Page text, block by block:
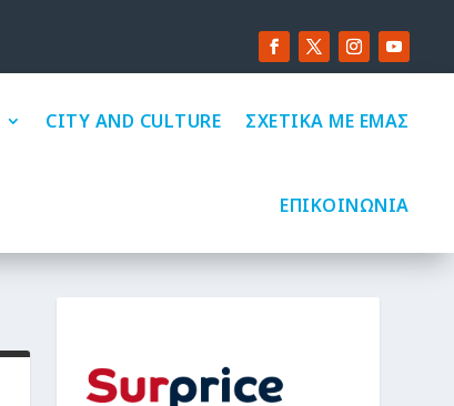
CITY AND CULTURE ΣΧΕΤΙΚΑ ΜΕ ΕΜΑΣ
ΕΠΙΚΟΙΝΩΝΙΑ